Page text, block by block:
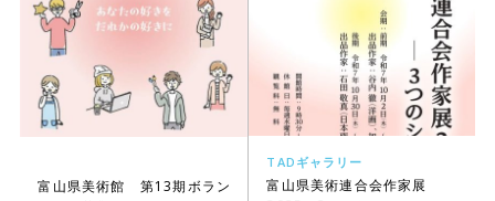
富山県美術館 第13期ボラン
TADギャラリー
富山県美術連合会作家展